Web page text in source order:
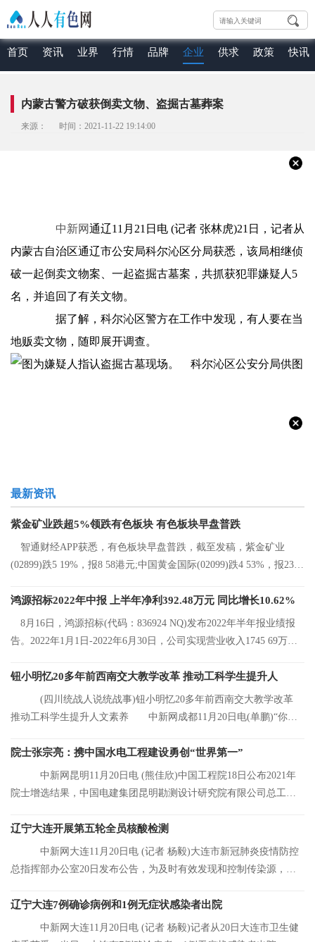
首页 资讯 业界 行情 品牌 企业 供求 政策 快讯
内蒙古警方破获倒卖文物、盗掘古墓葬案
来源： 时间：2021-11-22 19:14:00
中新网通辽11月21日电 (记者 张林虎)21日，记者从
内蒙古自治区通辽市公安局科尔沁区分局获悉，该局相继侦
破一起倒卖文物案、一起盗掘古墓案，共抓获犯罪嫌疑人5
名，并追回了有关文物。
据了解，科尔沁区警方在工作中发现，有人要在当
地贩卖文物，随即展开调查。
最新资讯
紫金矿业跌超5%领跌有色板块 有色板块早盘普跌
智通财经APP获悉，有色板块早盘普跌，截至发稿，紫金矿业
(02899)跌5 19%，报8 58港元;中国黄金国际(02099)跌4 53%，报23 2
鸿源招标2022年中报 上半年净利392.48万元 同比增长10.62%
8月16日，鸿源招标(代码：836924 NQ)发布2022年半年报业绩报
告。2022年1月1日-2022年6月30日，公司实现营业收入1745 69万
钮小明忆20多年前西南交大教学改革 推动工科学生提升人
(四川统战人说统战事)钮小明忆20多年前西南交大教学改革
推动工科学生提升人文素养 中新网成都11月20日电(单鹏)“你们
院士张宗亮：携中国水电工程建设勇创“世界第一”
中新网昆明11月20日电 (熊佳欣)中国工程院18日公布2021年
院士增选结果，中国电建集团昆明勘测设计研究院有限公司总工程
辽宁大连开展第五轮全员核酸检测
中新网大连11月20日电 (记者 杨毅)大连市新冠肺炎疫情防控
总指挥部办公室20日发布公告，为及时有效发现和控制传染源，结
辽宁大连7例确诊病例和1例无症状感染者出院
中新网大连11月20日电 (记者 杨毅)记者从20日大连市卫生健